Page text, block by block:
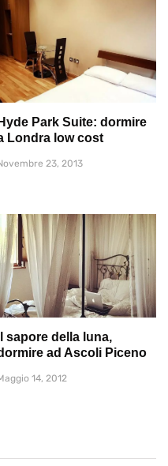
Hyde Park Suite: dormire
Londra low cost
23, 2013
Il sapore della luna,
ad Ascoli Piceno
14, 2012